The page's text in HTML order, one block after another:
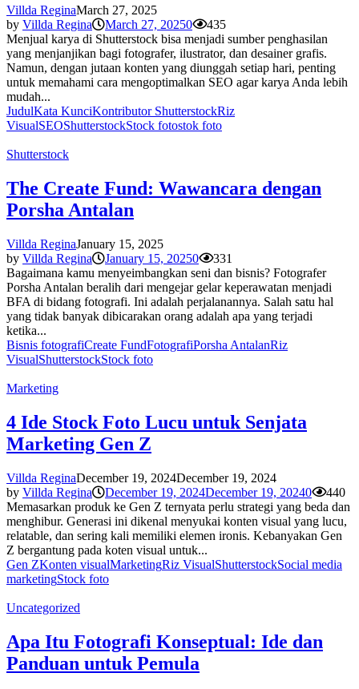
Villda ReginaMarch 27, 2025
by Villda Regina March 27, 20250
435
Menjual karya di Shutterstock bisa menjadi sumber penghasilan
yang menjanjikan bagi fotografer, ilustrator, dan desainer grafis.
Namun, dengan jutaan konten yang diunggah setiap hari, penting
untuk memahami cara mengoptimalkan SEO agar karya Anda lebih
mudah...
JudulKata KunciKontributor ShutterstockRiz
VisualSEOShutterstockStock fotostok foto
Shutterstock
The Create Fund: Wawancara dengan
Porsha Antalan
Villda ReginaJanuary 15, 2025
by Villda Regina January 15, 20250
331
Bagaimana kamu menyeimbangkan seni dan bisnis? Fotografer
Porsha Antalan beralih dari mengejar gelar keperawatan menjadi
BFA di bidang fotografi. Ini adalah perjalanannya. Salah satu hal
yang tidak banyak dibicarakan orang adalah apa yang terjadi
ketika...
Bisnis fotografiCreate FundFotografiPorsha AntalanRiz
VisualShutterstockStock foto
Marketing
4 Ide Stock Foto Lucu untuk Senjata
Marketing Gen Z
Villda ReginaDecember 19, 2024December 19, 2024
by Villda Regina December 19, 2024December 19, 20240
440
Memasarkan produk ke Gen Z ternyata perlu strategi yang beda dan
menghibur. Generasi ini dikenal menyukai konten visual yang lucu,
relatable, dan sering kali memiliki elemen ironis. Kebanyakan Gen
Z bergantung pada koten visual untuk...
Gen ZKonten visualMarketingRiz VisualShutterstockSocial media
marketingStock foto
Uncategorized
Apa Itu Fotografi Konseptual: Ide dan
Panduan untuk Pemula